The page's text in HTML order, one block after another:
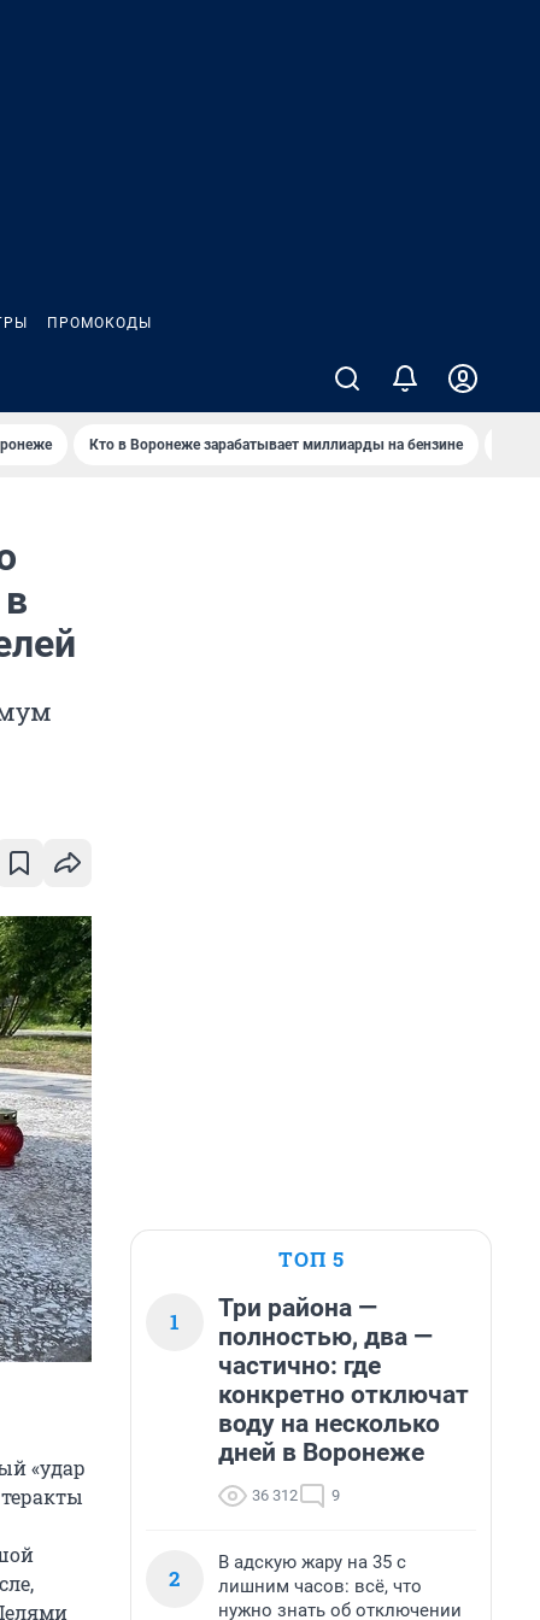
ПРОМОКОДЫ
Кто в Воронеже зарабатывает миллиарды на бензине
«удар
ТОП 5
1
Три района —
полностью, два —
частично: где
конкретно отключат
воду на несколько
дней в Воронеже
36 312 9
2
В адскую жару на 35 с
лишним часов: всё, что
нужно знать об отключении